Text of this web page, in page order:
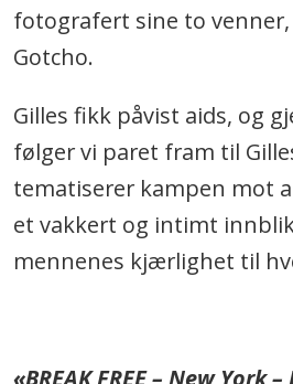
fotografert sine to venner,
Gotcho.
Gilles fikk påvist aids, og
følger vi paret fram til
tematiserer kampen mot
et vakkert og intimt
mennenes kjærlighet til
«BREAK FREE – New York